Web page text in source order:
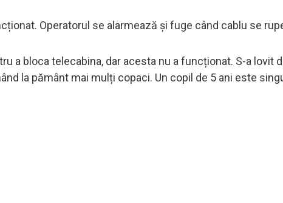
Operatorul se alarmează și fuge când cablu se
a bloca telecabina, dar acesta nu a funcționat. S-a lovit
la pământ mai mulți copaci. Un copil de 5 ani este